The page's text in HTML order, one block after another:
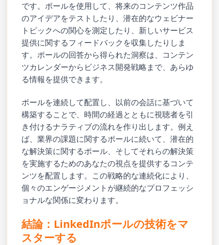
です。ポールを使用して、将来のコンテンツ作品
のアイデアをテストしたり、潜在的なウェビナー
トピックへの関心を測定したり、新しいサービス
提供に関するフィードバックを収集したりしま
す。ポールの回答から得られた洞察は、コンテン
ツカレンダーからビジネス開発戦略まで、あらゆ
る情報を提供できます。
ポールを連続して配置し、以前の会話に基づいて
構築することで、時間の経過とともに視聴者を引
き付けるナラティブの流れを作り出します。例え
ば、業界の課題に関するポールに続いて、潜在的
な解決策に関するポール、そしてそれらの解決策
を実施するためのあなたの視点を提供するコンテ
ンツを配置します。この戦略的な連続化により、
個々のエンゲージメントが継続的なプロフェッシ
ョナルな関係に変わります。
結論：LinkedInポールの技術をマ
スターする